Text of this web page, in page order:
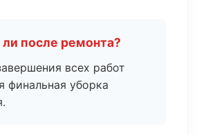
после ремонта?
всех работ
финальная уборка